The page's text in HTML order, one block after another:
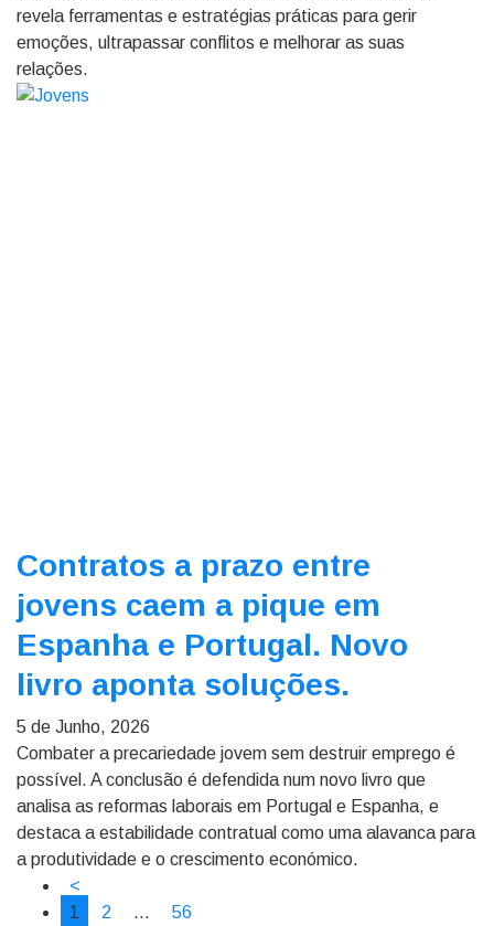
revela ferramentas e estratégias práticas para gerir
emoções, ultrapassar conflitos e melhorar as suas
relações.
Contratos a prazo entre
jovens caem a pique em
Espanha e Portugal. Novo
livro aponta soluções.
5 de Junho, 2026
Combater a precariedade jovem sem destruir emprego é
possível. A conclusão é defendida num novo livro que
analisa as reformas laborais em Portugal e Espanha, e
destaca a estabilidade contratual como uma alavanca para
a produtividade e o crescimento económico.
<
1
2 … 56